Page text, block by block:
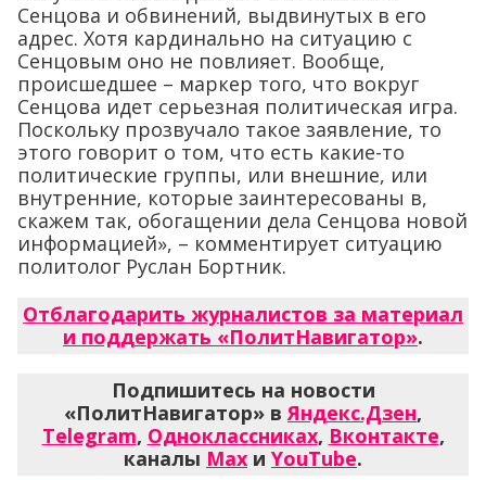
Сенцова и обвинений, выдвинутых в его
адрес. Хотя кардинально на ситуацию с
Сенцовым оно не повлияет. Вообще,
происшедшее – маркер того, что вокруг
Сенцова идет серьезная политическая игра.
Поскольку прозвучало такое заявление, то
этого говорит о том, что есть какие-то
политические группы, или внешние, или
внутренние, которые заинтересованы в,
скажем так, обогащении дела Сенцова новой
информацией», – комментирует ситуацию
политолог Руслан Бортник.
Отблагодарить журналистов за материал
и поддержать «ПолитНавигатор».
Подпишитесь на новости
«ПолитНавигатор» вЯндекс.Дзен,
Telegram, Одноклассниках, Вконтакте,
каналы Max и YouTube.